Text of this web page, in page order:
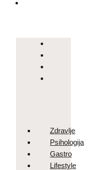
Zdravlje
Psihologija
Gastro
Lifestyle